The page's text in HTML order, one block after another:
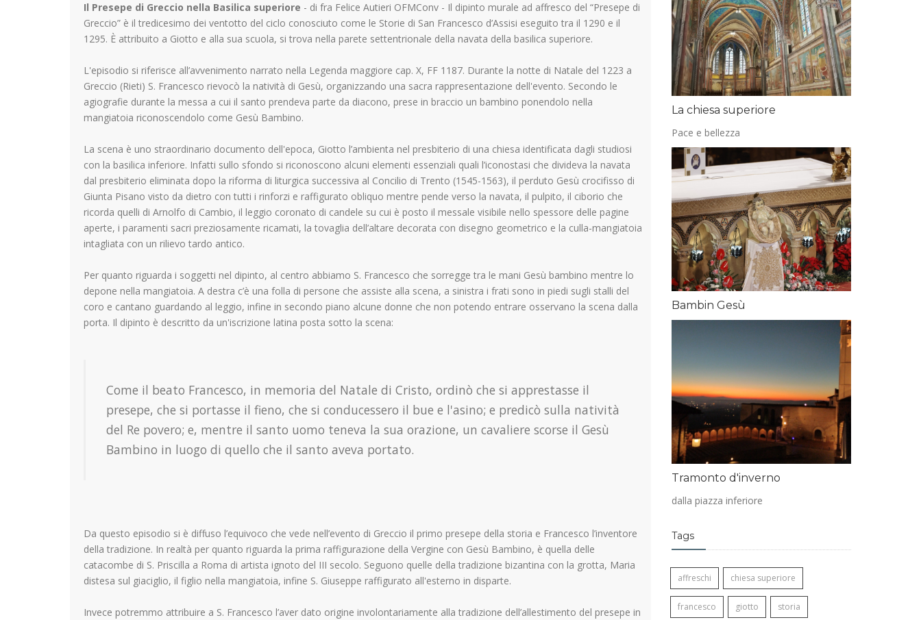
Il Presepe di Greccio nella Basilica superiore - di fra Felice Autieri OFMConv - Il dipinto murale ad affresco del “Presepe di
Greccio” è il tredicesimo dei ventotto del ciclo conosciuto come le Storie di San Francesco d’Assisi eseguito tra il 1290 e il
1295. È attribuito a Giotto e alla sua scuola, si trova nella parete settentrionale della navata della basilica superiore.
L'episodio si riferisce all’avvenimento narrato nella Legenda maggiore cap. X, FF 1187. Durante la notte di Natale del 1223 a
Greccio (Rieti) S. Francesco rievocò la natività di Gesù, organizzando una sacra rappresentazione dell'evento. Secondo le
agiografie durante la messa a cui il santo prendeva parte da diacono, prese in braccio un bambino ponendolo nella
mangiatoia riconoscendolo come Gesù Bambino.
La scena è uno straordinario documento dell'epoca, Giotto l’ambienta nel presbiterio di una chiesa identificata dagli studiosi
con la basilica inferiore. Infatti sullo sfondo si riconoscono alcuni elementi essenziali quali l’iconostasi che divideva la navata
dal presbiterio eliminata dopo la riforma di liturgica successiva al Concilio di Trento (1545-1563), il perduto Gesù crocifisso di
Giunta Pisano visto da dietro con tutti i rinforzi e raffigurato obliquo mentre pende verso la navata, il pulpito, il ciborio che
ricorda quelli di Arnolfo di Cambio, il leggio coronato di candele su cui è posto il messale visibile nello spessore delle pagine
aperte, i paramenti sacri preziosamente ricamati, la tovaglia dell’altare decorata con disegno geometrico e la culla-mangiatoia
intagliata con un rilievo tardo antico.
Per quanto riguarda i soggetti nel dipinto, al centro abbiamo S. Francesco che sorregge tra le mani Gesù bambino mentre lo
depone nella mangiatoia. A destra c’è una folla di persone che assiste alla scena, a sinistra i frati sono in piedi sugli stalli del
coro e cantano guardando al leggio, infine in secondo piano alcune donne che non potendo entrare osservano la scena dalla
porta. Il dipinto è descritto da un'iscrizione latina posta sotto la scena:
Come il beato Francesco, in memoria del Natale di Cristo, ordinò che si apprestasse il
presepe, che si portasse il fieno, che si conducessero il bue e l'asino; e predicò sulla natività
del Re povero; e, mentre il santo uomo teneva la sua orazione, un cavaliere scorse il Gesù
Bambino in luogo di quello che il santo aveva portato.
Da questo episodio si è diffuso l’equivoco che vede nell’evento di Greccio il primo presepe della storia e Francesco l’inventore
della tradizione. In realtà per quanto riguarda la prima raffigurazione della Vergine con Gesù Bambino, è quella delle
catacombe di S. Priscilla a Roma di artista ignoto del III secolo. Seguono quelle della tradizione bizantina con la grotta, Maria
distesa sul giaciglio, il figlio nella mangiatoia, infine S. Giuseppe raffigurato all'esterno in disparte.
Invece potremmo attribuire a S. Francesco l’aver dato origine involontariamente alla tradizione dell’allestimento del presepe in
La chiesa superiore
Pace e bellezza
Bambin Gesù
Tramonto d'inverno
dalla piazza inferiore
Tags
affreschi chiesa superiore
francesco giotto storia